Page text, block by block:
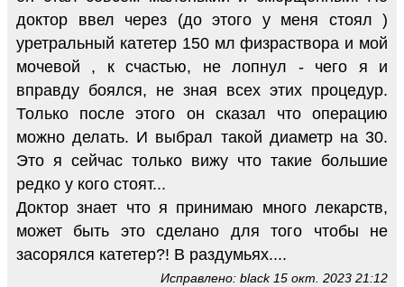
доктор ввел через (до этого у меня стоял )
уретральный катетер 150 мл физраствора и мой
мочевой , к счастью, не лопнул - чего я и
вправду боялся, не зная всех этих процедур.
Только после этого он сказал что операцию
можно делать. И выбрал такой диаметр на 30.
Это я сейчас только вижу что такие большие
редко у кого стоят...
Доктор знает что я принимаю много лекарств,
может быть это сделано для того чтобы не
засорялся катетер?! В раздумьях....
Исправлено: black 15 окт. 2023 21:12